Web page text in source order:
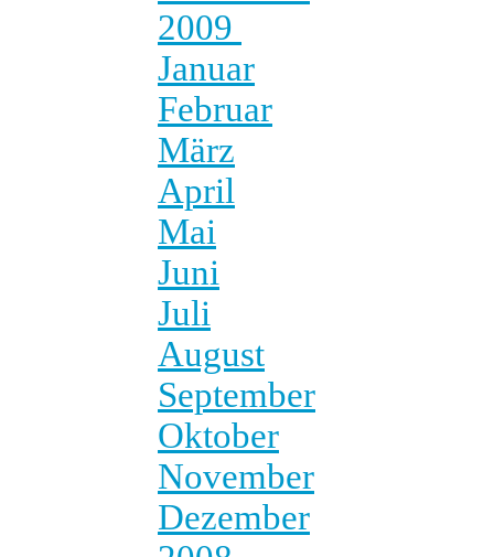
2009
Januar
Februar
März
April
Mai
Juni
Juli
August
September
Oktober
November
Dezember